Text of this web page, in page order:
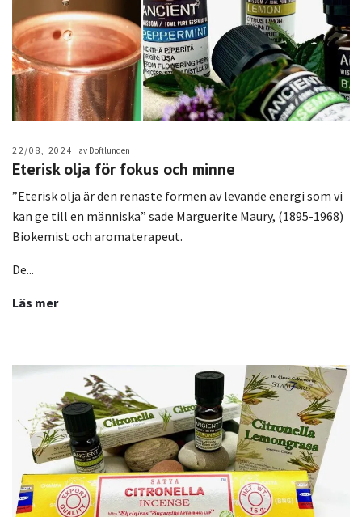
22/08, 2024 av Doftlunden
Eterisk olja för fokus och minne
”Eterisk olja är den renaste formen av levande energi som vi
kan ge till en människa” sade Marguerite Maury, (1895-1968)
Biokemist och aromaterapeut.
De...
Läs mer